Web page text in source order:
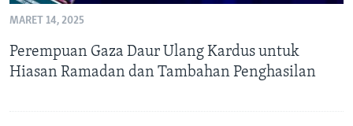
MARET 14, 2025
Perempuan Gaza Daur Ulang Kardus untuk
Hiasan Ramadan dan Tambahan Penghasilan